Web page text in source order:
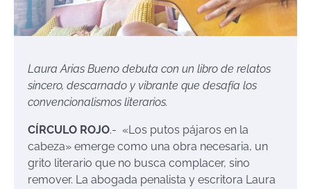
Laura Arias Bueno debuta con un libro de relatos
sincero, descarnado y vibrante que desafía los
convencionalismos literarios.
CÍRCULO ROJO.- «Los putos pájaros en la
cabeza» emerge como una obra necesaria, un
grito literario que no busca complacer, sino
remover. La abogada penalista y escritora Laura